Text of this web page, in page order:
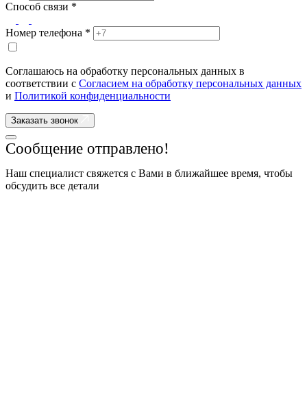
Способ связи *
Номер телефона *
Соглашаюсь на обработку персональных данных в
соответствии с Согласием на обработку персональных данных
и Политикой конфиденциальности
Заказать звонок
Сообщение отправлено!
Наш специалист свяжется с Вами в ближайшее время, чтобы
обсудить все детали